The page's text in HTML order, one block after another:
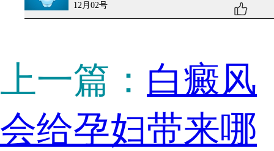
12月02号
上一篇： 白癜风
会给孕妇带来哪